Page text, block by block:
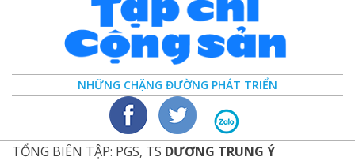
NHỮNG CHẶNG ĐƯỜNG PHÁT TRIỂN
TỔNG BIÊN TẬP: PGS, TS DƯƠNG TRUNG Ý